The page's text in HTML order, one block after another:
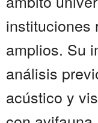
instituciones
amplios. Su
análisis
acústico y